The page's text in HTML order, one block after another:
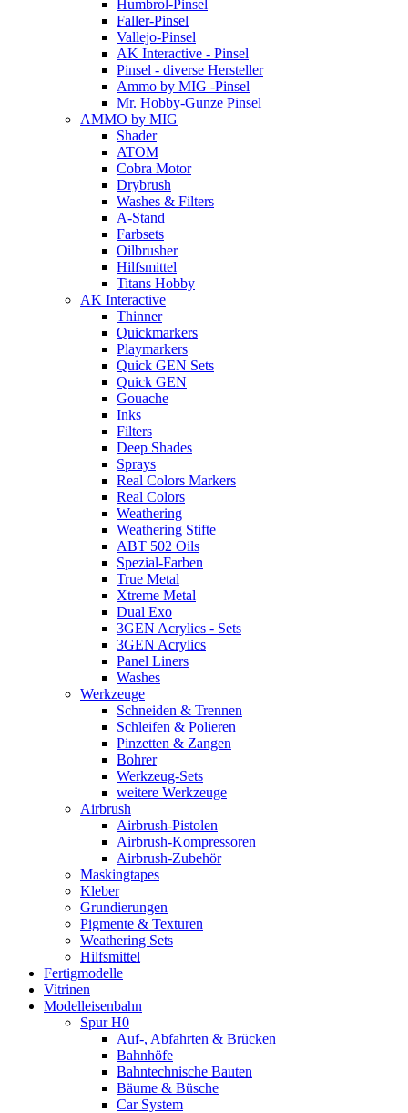
Humbrol-Pinsel
Faller-Pinsel
Vallejo-Pinsel
AK Interactive - Pinsel
Pinsel - diverse Hersteller
Ammo by MIG -Pinsel
Mr. Hobby-Gunze Pinsel
AMMO by MIG
Shader
ATOM
Cobra Motor
Drybrush
Washes & Filters
A-Stand
Farbsets
Oilbrusher
Hilfsmittel
Titans Hobby
AK Interactive
Thinner
Quickmarkers
Playmarkers
Quick GEN Sets
Quick GEN
Gouache
Inks
Filters
Deep Shades
Sprays
Real Colors Markers
Real Colors
Weathering
Weathering Stifte
ABT 502 Oils
Spezial-Farben
True Metal
Xtreme Metal
Dual Exo
3GEN Acrylics - Sets
3GEN Acrylics
Panel Liners
Washes
Werkzeuge
Schneiden & Trennen
Schleifen & Polieren
Pinzetten & Zangen
Bohrer
Werkzeug-Sets
weitere Werkzeuge
Airbrush
Airbrush-Pistolen
Airbrush-Kompressoren
Airbrush-Zubehör
Maskingtapes
Kleber
Grundierungen
Pigmente & Texturen
Weathering Sets
Hilfsmittel
Fertigmodelle
Vitrinen
Modelleisenbahn
Spur H0
Auf-, Abfahrten & Brücken
Bahnhöfe
Bahntechnische Bauten
Bäume & Büsche
Car System